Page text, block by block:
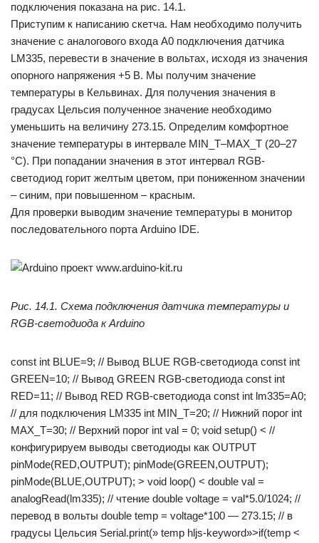
подключения показана на рис. 14.1.
Приступим к написанию скетча. Нам необходимо получить
значение с аналогового входа A0 подключения датчика
LM335, перевести в значение в вольтах, исходя из значения
опорного напряжения +5 В. Мы получим значение
температуры в Кельвинах. Для получения значения в
градусах Цельсия полученное значение необходимо
уменьшить на величину 273.15. Определим комфортное
значение температуры в интервале MIN_T–MAX_T (20–27
°C). При попадании значения в этот интервал RGB-
светодиод горит желтым цветом, при пониженном значении
– синим, при повышенном – красным.
Для проверки выводим значение температуры в монитор
последовательного порта Arduino IDE.
Рис. 14.1. Схема подключения датчика температуры и
RGB-светодиода к Arduino
const int BLUE=9; // Вывод BLUE RGB-светодиода const int
GREEN=10; // Вывод GREEN RGB-светодиода const int
RED=11; // Вывод RED RGB-светодиода const int lm335=A0;
// для подключения LM335 int MIN_T=20; // Нижний порог int
MAX_T=30; // Верхний порог int val = 0; void setup() < //
конфигурируем выводы светодиоды как OUTPUT
pinMode(RED,OUTPUT); pinMode(GREEN,OUTPUT);
pinMode(BLUE,OUTPUT); > void loop() < double val =
analogRead(lm335); // чтение double voltage = val*5.0/1024; //
перевод в вольты double temp = voltage*100 — 273.15; // в
градусы Цельсия Serial.print(» temp hljs-keyword»>if(temp <